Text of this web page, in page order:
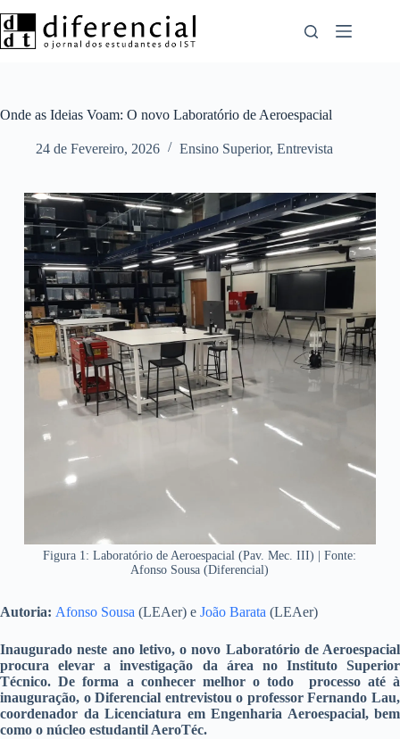
para
o
Onde as Ideias Voam: O novo Laboratório de Aeroespacial
24 de Fevereiro, 2026 Ensino Superior, Entrevista
Figura 1: Laboratório de Aeroespacial (Pav. Mec. III) | Fonte:
Afonso Sousa (Diferencial)
Autoria: Afonso Sousa (LEAer) e João Barata (LEAer)
Inaugurado neste ano letivo, o novo Laboratório de Aeroespacial
procura elevar a investigação da área no Instituto Superior
Técnico. De forma a conhecer melhor o todo processo até à
inauguração, o Diferencial entrevistou o professor Fernando Lau,
coordenador da Licenciatura em Engenharia Aeroespacial, bem
como o núcleo estudantil AeroTéc.